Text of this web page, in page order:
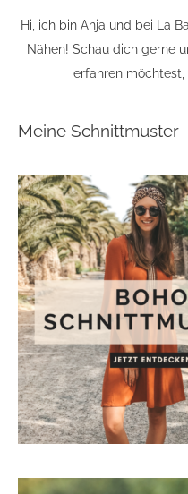
Hi, ich bin Anja und bei La
Nähen! Schau dich gerne
erfahren
Meine Schnittmuster